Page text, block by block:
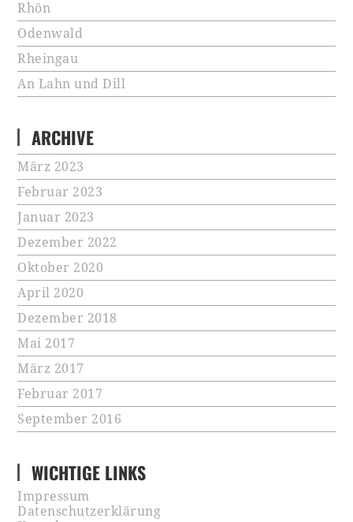
Rhön
Odenwald
Rheingau
An Lahn und Dill
ARCHIVE
März 2023
Februar 2023
Januar 2023
Dezember 2022
Oktober 2020
April 2020
Dezember 2018
Mai 2017
März 2017
Februar 2017
September 2016
WICHTIGE LINKS
Impressum
Datenschutzerklärung